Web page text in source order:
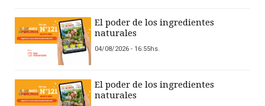
El poder de los ingredientes
naturales
04/08/2026 - 16:55hs.
El poder de los ingredientes
naturales